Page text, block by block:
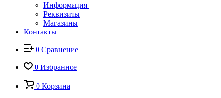
Информация
Реквизиты
Магазины
Контакты
0 Сравнение
0 Избранное
0 Корзина